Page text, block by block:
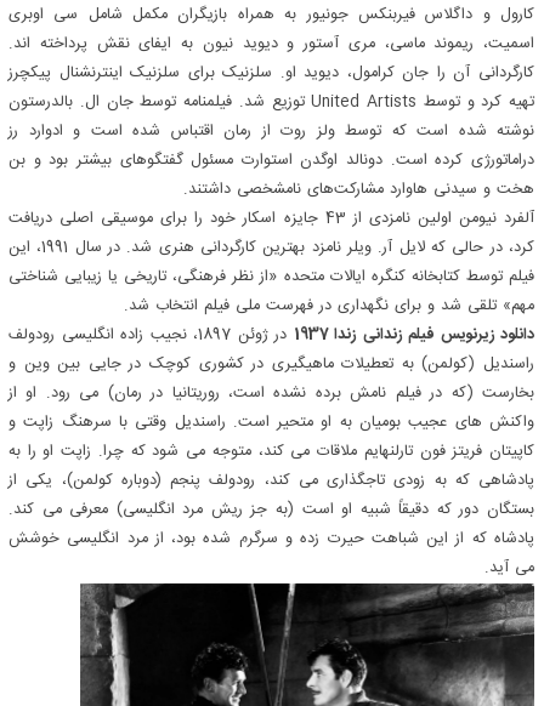
کارول و داگلاس فیربنکس جونیور به همراه بازیگران مکمل شامل سی اوبری
اسمیت، ریموند ماسی، مری آستور و دیوید نیون به ایفای نقش پرداخته اند.
کارگردانی آن را جان کرامول، دیوید او. سلزنیک برای سلزنیک اینترنشنال پیکچرز
تهیه کرد و توسط United Artists توزیع شد. فیلمنامه توسط جان ال. بالدرستون
نوشته شده است که توسط ولز روت از رمان اقتباس شده است و ادوارد رز
دراماتورژی کرده است. دونالد اوگدن استوارت مسئول گفتگوهای بیشتر بود و بن
هخت و سیدنی هاوارد مشارکت‌های نامشخصی داشتند.
آلفرد نیومن اولین نامزدی از 43 جایزه اسکار خود را برای موسیقی اصلی دریافت
کرد، در حالی که لایل آر. ویلر نامزد بهترین کارگردانی هنری شد. در سال 1991، این
فیلم توسط کتابخانه کنگره ایالات متحده «از نظر فرهنگی، تاریخی یا زیبایی شناختی
مهم» تلقی شد و برای نگهداری در فهرست ملی فیلم انتخاب شد.
دانلود زیرنویس فیلم زندانی زندا 1937
در ژوئن 1897، نجیب زاده انگلیسی رودولف
راسندیل (کولمن) به تعطیلات ماهیگیری در کشوری کوچک در جایی بین وین و
بخارست (که در فیلم نامش برده نشده است، روریتانیا در رمان) می رود. او از
واکنش های عجیب بومیان به او متحیر است. راسندیل وقتی با سرهنگ زاپت و
کاپیتان فریتز فون تارلنهایم ملاقات می کند، متوجه می شود که چرا. زاپت او را به
پادشاهی که به زودی تاجگذاری می کند، رودولف پنجم (دوباره کولمن)، یکی از
بستگان دور که دقیقاً شبیه او است (به جز ریش مرد انگلیسی) معرفی می کند.
پادشاه که از این شباهت حیرت زده و سرگرم شده بود، از مرد انگلیسی خوشش
می آید.